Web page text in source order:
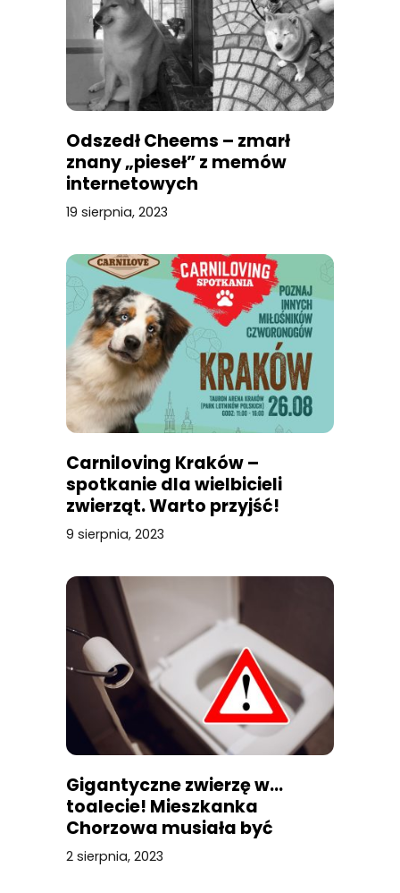
Odszedł Cheems – zmarł
znany „pieseł” z memów
internetowych
19 sierpnia, 2023
Carniloving Kraków –
spotkanie dla wielbicieli
zwierząt. Warto przyjść!
9 sierpnia, 2023
Gigantyczne zwierzę w…
toalecie! Mieszkanka
Chorzowa musiała być
przerażona
2 sierpnia, 2023